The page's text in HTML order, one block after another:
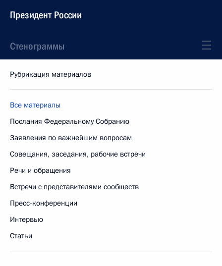
Президент России
Стенограммы
Рубрикация материалов
Все материалы
Послания Федеральному Собранию
Заявления по важнейшим вопросам
Совещания, заседания, рабочие встречи
Речи и обращения
Встречи с представителями сообществ
Пресс-конференции
Интервью
Статьи